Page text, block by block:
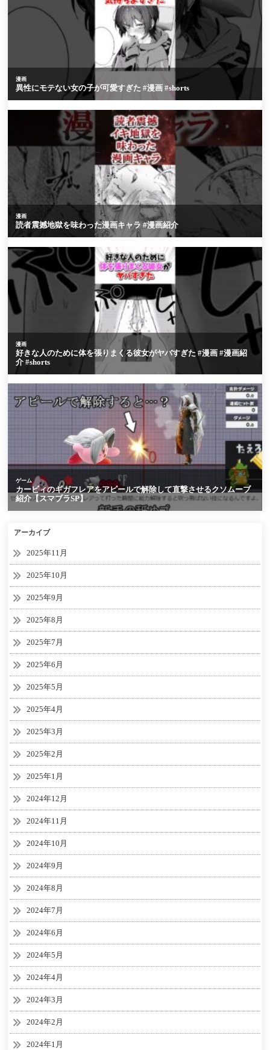
アーカイブ
2025年11月
2025年10月
2025年9月
2025年8月
2025年7月
2025年6月
2025年5月
2025年4月
2025年3月
2025年2月
2025年1月
2024年12月
2024年11月
2024年10月
2024年9月
2024年8月
2024年7月
2024年6月
2024年5月
2024年4月
2024年3月
2024年2月
2024年1月